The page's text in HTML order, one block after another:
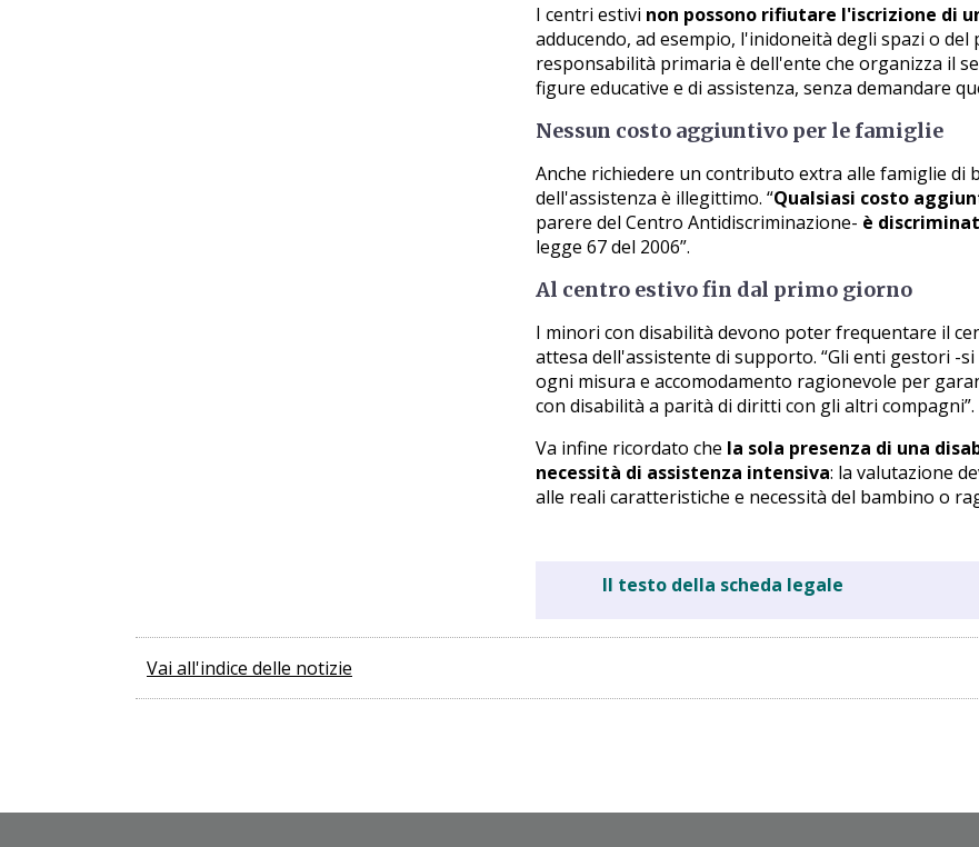
I centri estivi non possono rifiutare l'iscrizione di
adducendo, ad esempio, l'inidoneità degli spazi o
responsabilità primaria è dell'ente che organizza il
figure educative e di assistenza, senza demandare
Nessun costo aggiuntivo per le famiglie
Anche richiedere un contributo extra alle famiglie di
dell'assistenza è illegittimo. “Qualsiasi costo
parere del Centro Antidiscriminazione- è
legge 67 del 2006”.
Al centro estivo fin dal primo giorno
I minori con disabilità devono poter frequentare il
attesa dell'assistente di supporto. “Gli enti gestori -
ogni misura e accomodamento ragionevole per
con disabilità a parità di diritti con gli altri compagni”.
Va infine ricordato che la sola presenza di una
necessità di assistenza intensiva: la valutazione
alle reali caratteristiche e necessità del bambino o
Il testo della scheda legale
Vai all'indice delle notizie